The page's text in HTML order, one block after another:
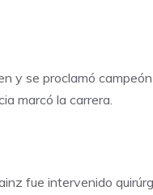
y se proclamó
marcó la carrera.
fue intervenido